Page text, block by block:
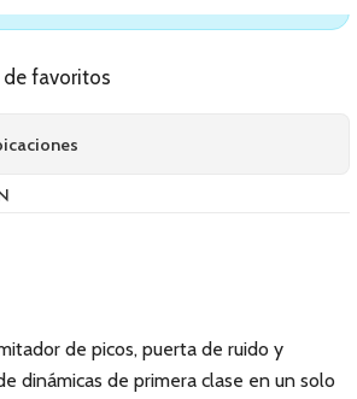
de favoritos
de picos, puerta de ruido y
dinámicas de primera clase en un solo